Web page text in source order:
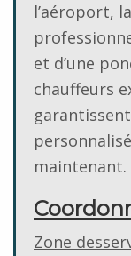
l’aéroport,
et d’une
chauffeurs
maintenant.
Zone